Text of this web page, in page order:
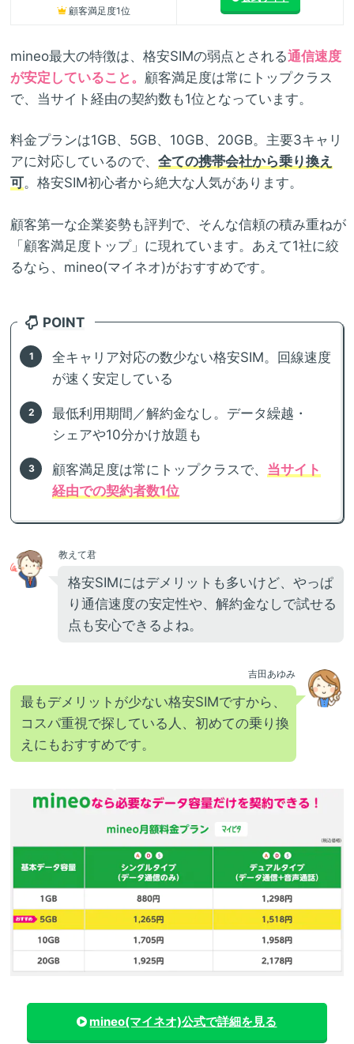
顧客満足度1位
mineo最大の特徴は、格安SIMの弱点とされる通信速度
が安定していること。 顧客満足度は常にトップクラス
で、当サイト経由の契約数も1位となっています。
料金プランは1GB、5GB、10GB、20GB。主要3キャリ
アに対応しているので、 全ての携帯会社から乗り換え
可。格安SIM初心者から絶大な人気があります。
顧客第一な企業姿勢も評判で、そんな信頼の積み重ねが
「顧客満足度トップ」に現れています。あえて1社に絞
るなら、mineo(マイネオ)がおすすめです。
POINT
全キャリア対応の数少ない格安SIM。回線速度
が速く安定している
最低利用期間／解約金なし。データ繰越・
シェアや10分かけ放題も
顧客満足度は常にトップクラスで、 当サイト
経由での契約者数1位
教えて君
格安SIMにはデメリットも多いけど、やっぱ
り通信速度の安定性や、解約金なしで試せる
点も安心できるよね。
吉田あゆみ
最もデメリットが少ない格安SIMですから、
コスパ重視で探している人、初めての乗り換
えにもおすすめです。
mineo(マイネオ)公式で詳細を見る